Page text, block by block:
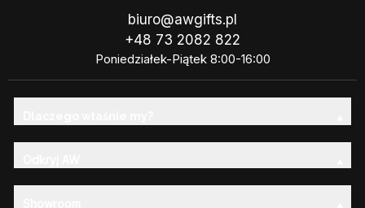
biuro@awgifts.pl
+48 73 2082 822
Poniedziałek-Piątek 8:00-16:00